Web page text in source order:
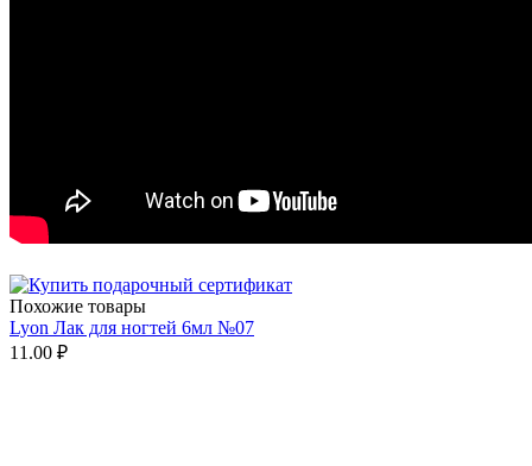
Похожие товары
Lyon Лак для ногтей 6мл №07
11.00 ₽